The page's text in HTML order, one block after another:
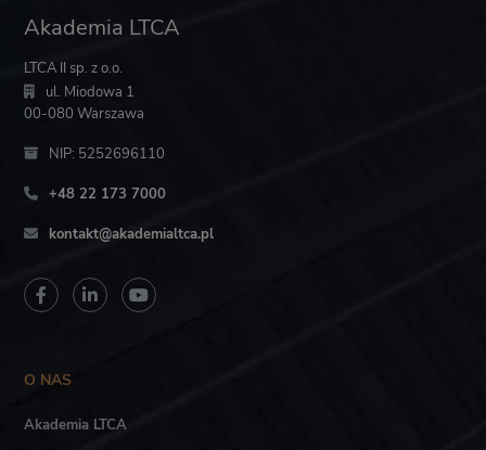
Akademia LTCA
LTCA II sp. z o.o.
ul. Miodowa 1
00-080 Warszawa
NIP: 5252696110
+48 22 173 7000
kontakt@akademialtca.pl
O NAS
Akademia LTCA